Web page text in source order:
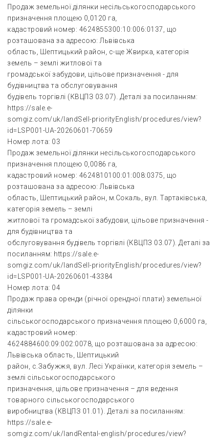
Продаж земельної ділянки несільськогосподарського
призначення площею 0,0120 га,
кадастровий номер: 4624855300:10:006:0137, що
розташована за адресою: Львівська
область, Шептицький район, с-ще Жвирка, категорія
земель – землі житлової та
громадської забудови, цільове призначення - для
будівництва та обслуговування
будівель торгівлі (КВЦПЗ 03.07). Деталі за посиланням:
https://sale.e-
somgiz.com/uk/landSell-priorityEnglish/procedures/view?
id=LSP001-UA-20260601-70659
Номер лота: 03
Продаж земельної ділянки несільськогосподарського
призначення площею 0,0086 га,
кадастровий номер: 4624810100:01:008:0375, що
розташована за адресою: Львівська
область, Шептицький район, м.Сокаль, вул. Тартаківська,
категорія земель – землі
житлової та громадської забудови, цільове призначення -
для будівництва та
обслуговування будівель торгівлі (КВЦПЗ 03.07). Деталі за
посиланням: https://sale.e-
somgiz.com/uk/landSell-priorityEnglish/procedures/view?
id=LSP001-UA-20260601-43384
Номер лота: 04
Продаж права оренди (річної орендної плати) земельної
ділянки
сільськогосподарського призначення площею 0,6000 га,
кадастровий номер:
4624884600:09:002:0078, що розташована за адресою:
Львівська область, Шептицький
район, с.Забужжя, вул. Лесі Українки, категорія земель –
землі сільськогосподарського
призначення, цільове призначення – для ведення
товарного сільськогосподарського
виробництва (КВЦПЗ 01.01). Деталі за посиланням:
https://sale.e-
somgiz.com/uk/landRental-english/procedures/view?